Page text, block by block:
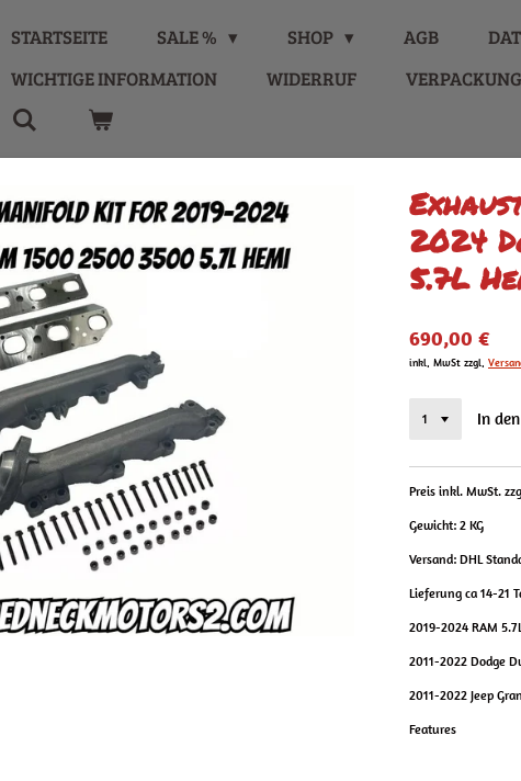
STARTSEITE SALE % SHOP AGB
WICHTIGE INFORMATION
WIDERRUF
2024
5.7L
690,00 €
inkl. MwSt zzgl.
In
Preis inkl. MwSt.
Gewicht: 2 KG
Versand: DHL
Lieferung ca 14-21
2019-2024 RAM
2011-2022 Dodge
2011-2022 Jeep
Features